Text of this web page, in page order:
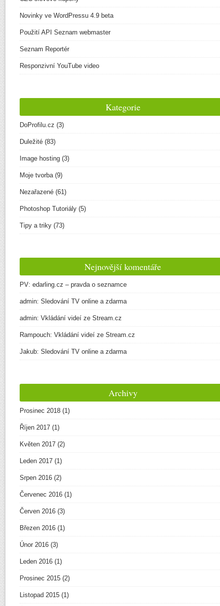
Novinky ve WordPressu 4.9 beta
Použití API Seznam webmaster
Seznam Reportér
Responzivní YouTube video
Kategorie
DoProfilu.cz (3)
Duležité (83)
Image hosting (3)
Moje tvorba(9)
Nezařazené (61)
Photoshop Tutoriály (5)
Tipy a triky (73)
Nejnovější komentáře
PV: edarling.cz – pravda o seznamce
admin: Sledování TV online a zdarma
admin: Vkládání videí ze Stream.cz
Rampouch: Vkládání videí ze Stream.cz
Jakub: Sledování TV online a zdarma
Archivy
Prosinec 2018 (1)
Říjen 2017 (1)
Květen 2017 (2)
Leden 2017 (1)
Srpen 2016 (2)
Červenec 2016 (1)
Červen 2016 (3)
Březen 2016 (1)
Únor 2016 (3)
Leden 2016 (1)
Prosinec 2015 (2)
Listopad 2015 (1)